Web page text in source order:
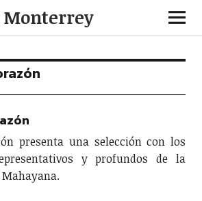
Monterrey
presenta una selección con los
y profundos de la